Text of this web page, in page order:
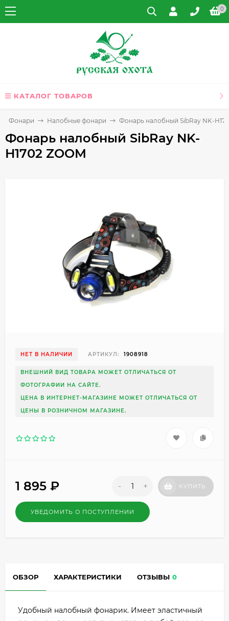
0
КАТАЛОГ ТОВАРОВ
Фонари Налобные фонари Фонарь налобный SibRay NK-
Фонарь налобный SibRay NK-
H1702 ZOOM
НЕТ В НАЛИЧИИ АРТИКУЛ: 1908918
ВНЕШНИЙ ВИД ТОВАРА МОЖЕТ ОТЛИЧАТЬСЯ ОТ
ФОТОГРАФИИ НА САЙТЕ.
ЦЕНА В ИНТЕРНЕТ-МАГАЗИНЕ МОЖЕТ ОТЛИЧАТЬСЯ ОТ
ЦЕНЫ В РОЗНИЧНОМ МАГАЗИНЕ.
1 895 ₽ - + КУПИТЬ
УВЕДОМИТЬ О ПОСТУПЛЕНИИ
ОБЗОР ХАРАКТЕРИСТИКИ ОТЗЫВЫ 0
Удобный налобный фонарик. Имеет эластичный